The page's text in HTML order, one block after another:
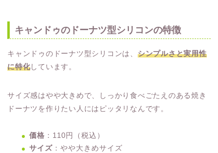
キャンドゥのドーナツ型シリコンの特徴
キャンドゥのドーナツ型シリコンは、 シンプルさと実用性
に特化しています。
サイズ感はやや大きめで、しっかり食べごたえのある焼き
ドーナツを作りたい人にはピッタリなんです。
価格 ：110円（税込）
サイズ ：やや大きめサイズ